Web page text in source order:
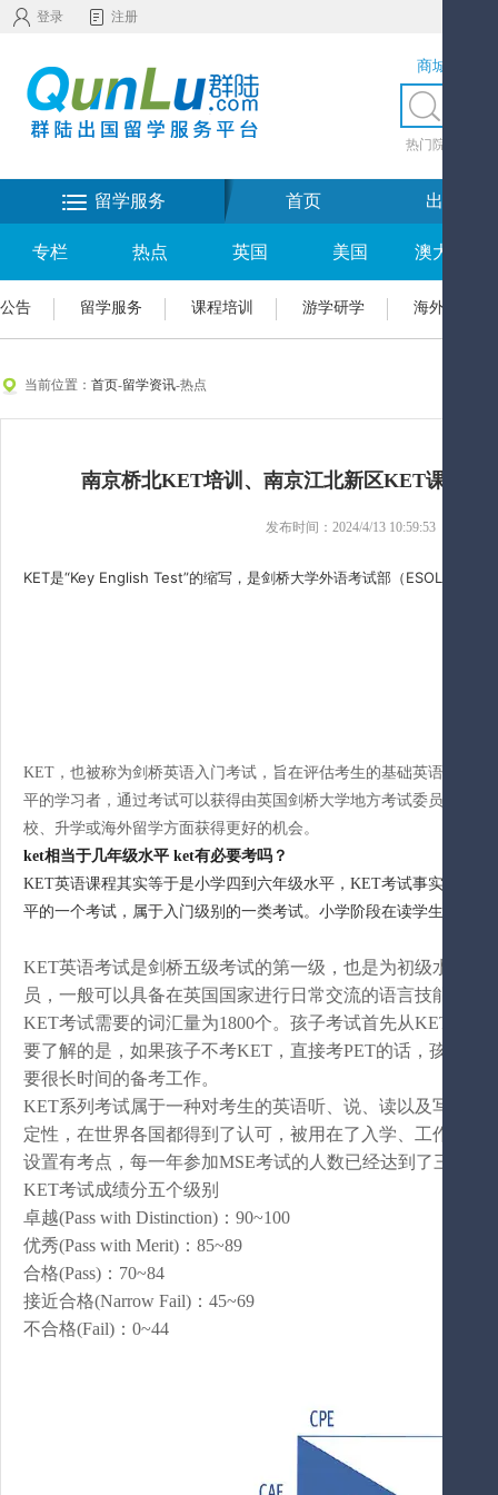
登录 注册
商城服务
热门院校
留学服务 首页 出国留学
专栏 热点 英国 美国 澳大利亚
公告 留学服务 课程培训 游学研学 海外置业
当前位置： 首页-留学资讯-热点
南京桥北KET培训、南京江北新区KET课程、
发布时间：2024/4/13 10:59:53 来源
KET是“Key English Test”的缩写，是剑桥大学外语考试部（ESOL）设计
KET，也被称为剑桥英语入门考试，旨在评估考生的基础英语能力
平的学习者，通过考试可以获得由英国剑桥大学地方考试委员会颁
校、升学或海外留学方面获得更好的机会。
ket相当于几年级水平 ket有必要考吗？
KET英语课程其实等于是小学四到六年级水平，KET考试事实上是
平的一个考试，属于入门级别的一类考试。小学阶段在读学生四年级
KET英语考试是剑桥五级考试的第一级，也是为初级水平
员，一般可以具备在英国国家进行日常交流的语言技能，
KET考试需要的词汇量为1800个。孩子考试首先从KET开
要了解的是，如果孩子不考KET，直接考PET的话，孩子备
要很长时间的备考工作。
KET系列考试属于一种对考生的英语听、说、读以及写能
定性，在世界各国都得到了认可，被用在了入学、工作等
设置有考点，每一年参加MSE考试的人数已经达到了三十
KET考试成绩分五个级别
卓越(Pass with Distinction)：90~100
优秀(Pass with Merit)：85~89
合格(Pass)：70~84
接近合格(Narrow Fail)：45~69
不合格(Fail)：0~44